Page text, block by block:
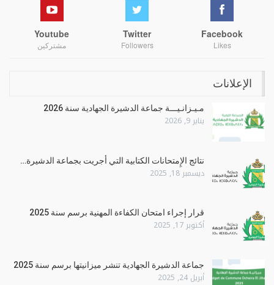
Facebook
Likes
Twitter
Followers
Youtube
مشتركين
الإعلانات
مـيـزانـيـــة جماعة الدشيرة الجهادية سنة 2026
يناير 9, 2026
نتائج الإِمتحانات الكتابية التي أجريت بجماعة الدشيرة…
ديسمبر 18, 2025
قرار إجراء امتحان الكفاءة المهنية برسم سنة 2025
أكتوبر 17, 2025
جماعة الدشيرة الجهادية تنشر ميزانيتها برسم سنة 2025
أبريل 24, 2025